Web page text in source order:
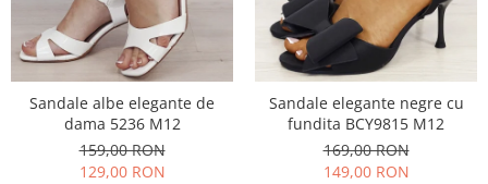
Sandale albe elegante de
dama 5236 M12
159,00 RON
129,00 RON
Sandale elegante negre cu
fundita BCY9815 M12
169,00 RON
149,00 RON